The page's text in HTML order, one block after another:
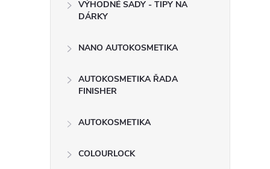
VÝHODNÉ SADY - TIPY NA
DÁRKY
NANO AUTOKOSMETIKA
AUTOKOSMETIKA ŘADA
FINISHER
AUTOKOSMETIKA
COLOURLOCK